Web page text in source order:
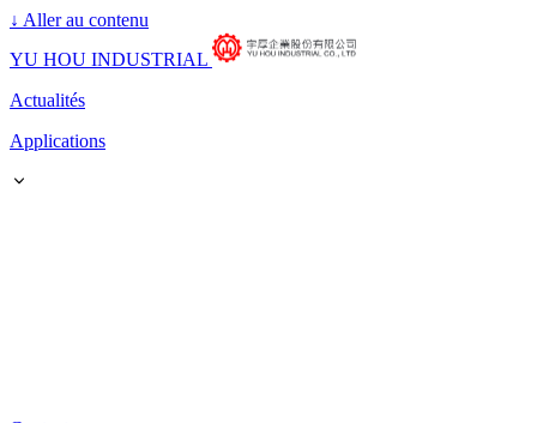
↓ Aller au contenu
YU HOU INDUSTRIAL
Actualités
Applications